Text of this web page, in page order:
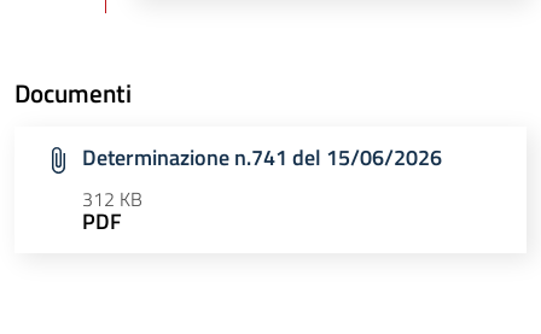
Documenti
Determinazione n.741 del 15/06/2026
312 KB
PDF